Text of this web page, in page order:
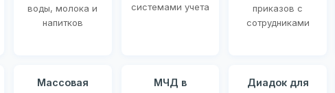
воды, молока и
напитков
системами учета
приказов с
сотрудниками
Массовая
МЧД в
Диадок для